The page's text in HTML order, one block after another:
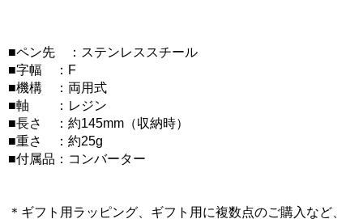
■ペン先 ：ステンレススチール
■字幅 ：F
■機構 ：両用式
■軸 ：レジン
■長さ ：約145mm（収納時）
■重さ ：約25g
■付属品：コンバーター
＊ギフト用ラッピング、ギフト用に複数点のご購入など、